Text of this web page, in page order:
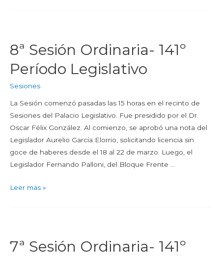
8ª Sesión Ordinaria- 141º
Período Legislativo
Sesiones
La Sesión comenzó pasadas las 15 horas en el recinto de
Sesiones del Palacio Legislativo. Fue presidido por el Dr.
Oscar Félix González. Al comienzo, se aprobó una nota del
Legislador Aurelio García Elorrio, solicitando licencia sin
goce de haberes desde el 18 al 22 de marzo. Luego, el
Legislador Fernando Palloni, del Bloque Frente …
Leer mas »
7ª Sesión Ordinaria- 141º